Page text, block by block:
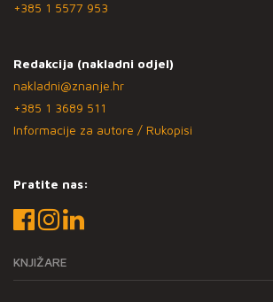
+385 1 5577 953
Redakcija (nakladni odjel)
nakladni@znanje.hr
+385 1 3689 511
Informacije za autore / Rukopisi
Pratite nas:
KNJIŽARE